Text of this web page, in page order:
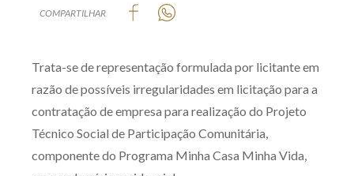
Zênite Fácil IA
Zênite Play
Orientação por Escrito
Mentoria Zênite
COMPARTILHAR
Trata-se de representação formulada por licitante em
razão de possíveis irregularidades em licitação para a
contratação de empresa para realização do Projeto
Técnico Social de Participação Comunitária,
componente do Programa Minha Casa Minha Vida,